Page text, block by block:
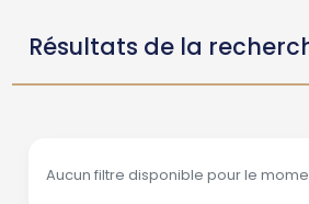
Résultats de la
Aucun filtre disponible pour le